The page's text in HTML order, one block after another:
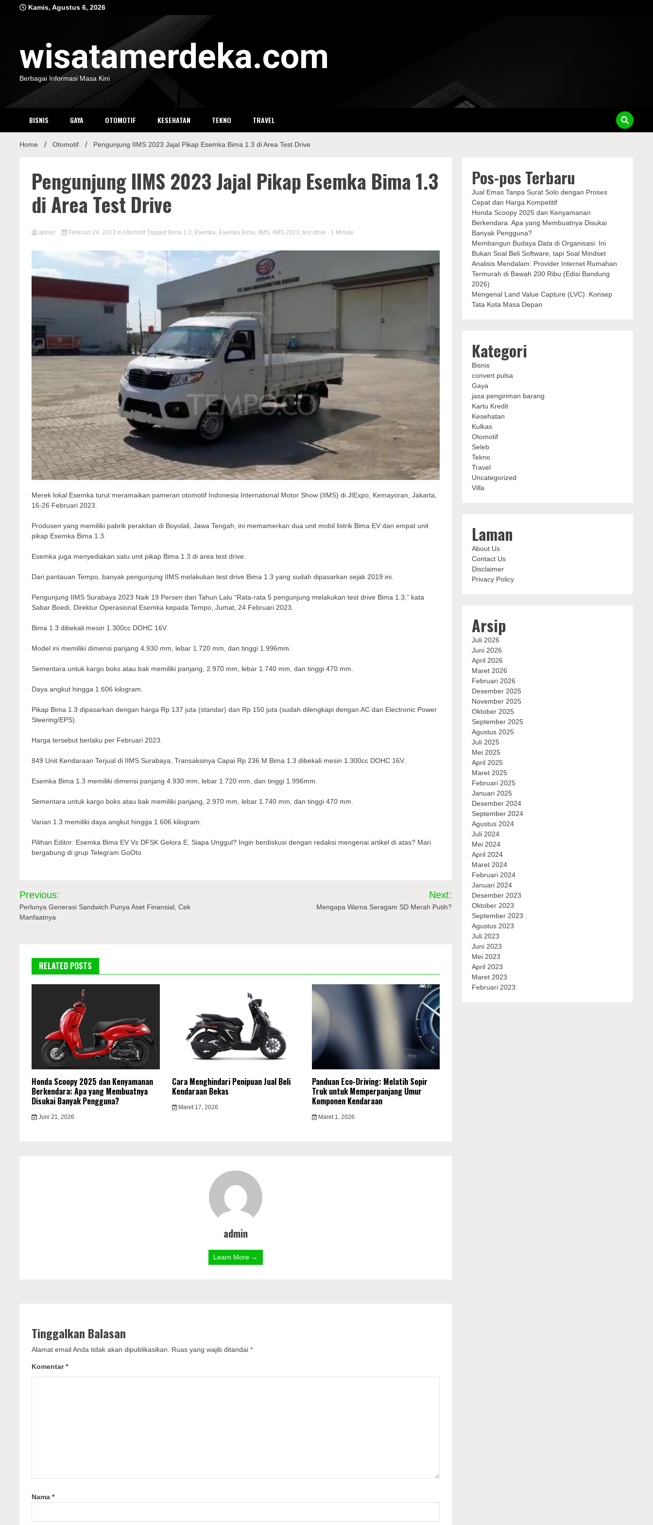
Kamis, Agustus 6, 2026
wisatamerdeka.com
Berbagai Informasi Masa Kini
BISNIS GAYA OTOMOTIF KESEHATAN TEKNO TRAVEL
Home Otomotif Pengunjung IIMS 2023 Jajal Pikap Esemka Bima 1.3 di Area Test Drive
Pengunjung IIMS 2023 Jajal Pikap Esemka Bima 1.3
di Area Test Drive
admin Februari 24, 2023 in Otomotif Tagged Bima 1.3, Esemka, Esemka Bima, IIMS, IIMS 2023, test drive - 1 Minute
Merek lokal Esemka turut meramaikan pameran otomotif Indonesia International Motor Show (IIMS) di JIExpo, Kemayoran, Jakarta,
16-26 Februari 2023.
Produsen yang memiliki pabrik perakitan di Boyolali, Jawa Tengah, ini memamerkan dua unit mobil listrik Bima EV dan empat unit
pikap Esemka Bima 1.3.
Esemka juga menyediakan satu unit pikap Bima 1.3 di area test drive.
Dari pantauan Tempo, banyak pengunjung IIMS melakukan test drive Bima 1.3 yang sudah dipasarkan sejak 2019 ini.
Pengunjung IIMS Surabaya 2023 Naik 19 Persen dari Tahun Lalu “Rata-rata 5 pengunjung melakukan test drive Bima 1.3,” kata
Sabar Boedi, Direktur Operasional Esemka kepada Tempo, Jumat, 24 Februari 2023.
Bima 1.3 dibekali mesin 1.300cc DOHC 16V.
Model ini memiliki dimensi panjang 4.930 mm, lebar 1.720 mm, dan tinggi 1.996mm.
Sementara untuk kargo boks atau bak memiliki panjang, 2.970 mm, lebar 1.740 mm, dan tinggi 470 mm.
Daya angkut hingga 1.606 kilogram.
Pikap Bima 1.3 dipasarkan dengan harga Rp 137 juta (standar) dan Rp 150 juta (sudah dilengkapi dengan AC dan Electronic Power
Steering/EPS).
Harga tersebut berlaku per Februari 2023.
849 Unit Kendaraan Terjual di IIMS Surabaya, Transaksinya Capai Rp 236 M Bima 1.3 dibekali mesin 1.300cc DOHC 16V.
Esemka Bima 1.3 memiliki dimensi panjang 4.930 mm, lebar 1.720 mm, dan tinggi 1.996mm.
Sementara untuk kargo boks atau bak memiliki panjang, 2.970 mm, lebar 1.740 mm, dan tinggi 470 mm.
Varian 1.3 memiliki daya angkut hingga 1.606 kilogram.
Pilihan Editor: Esemka Bima EV Vs DFSK Gelora E, Siapa Unggul? Ingin berdiskusi dengan redaksi mengenai artikel di atas? Mari
bergabung di grup Telegram GoOto
Navigasi
pos
Previous:
Perlunya Generasi Sandwich Punya Aset Finansial, Cek
Manfaatnya
Next:
Mengapa Warna Seragam SD Merah Putih?
RELATED POSTS
Honda Scoopy 2025 dan Kenyamanan
Berkendara: Apa yang Membuatnya
Disukai Banyak Pengguna?
Juni 21, 2026
Cara Menghindari Penipuan Jual Beli
Kendaraan Bekas
Maret 17, 2026
Panduan Eco-Driving: Melatih Sopir
Truk untuk Memperpanjang Umur
Komponen Kendaraan
Maret 1, 2026
admin
Learn More →
Tinggalkan Balasan
Alamat email Anda tidak akan dipublikasikan. Ruas yang wajib ditandai*
Komentar*
Nama*
Pos-pos Terbaru
Jual Emas Tanpa Surat Solo dengan Proses
Cepat dan Harga Kompetitif
Honda Scoopy 2025 dan Kenyamanan
Berkendara: Apa yang Membuatnya Disukai
Banyak Pengguna?
Membangun Budaya Data di Organisasi: Ini
Bukan Soal Beli Software, tapi Soal Mindset
Analisis Mendalam: Provider Internet Rumahan
Termurah di Bawah 200 Ribu (Edisi Bandung
2026)
Mengenal Land Value Capture (LVC): Konsep
Tata Kota Masa Depan
Kategori
Bisnis
convert pulsa
Gaya
jasa pengiriman barang
Kartu Kredit
Kesehatan
Kulkas
Otomotif
Seleb
Tekno
Travel
Uncategorized
Villa
Laman
About Us
Contact Us
Disclaimer
Privacy Policy
Arsip
Juli 2026
Juni 2026
April 2026
Maret 2026
Februari 2026
Desember 2025
November 2025
Oktober 2025
September 2025
Agustus 2025
Juli 2025
Mei 2025
April 2025
Maret 2025
Februari 2025
Januari 2025
Desember 2024
September 2024
Agustus 2024
Juli 2024
Mei 2024
April 2024
Maret 2024
Februari 2024
Januari 2024
Desember 2023
Oktober 2023
September 2023
Agustus 2023
Juli 2023
Juni 2023
Mei 2023
April 2023
Maret 2023
Februari 2023